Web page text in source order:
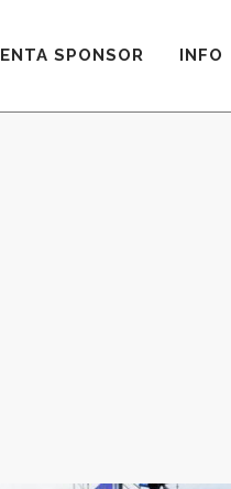
SPONSOR INFO